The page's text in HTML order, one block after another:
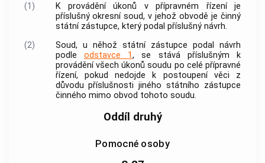
(1)
K provádění úkonů v přípravném řízení je
příslušný okresní soud, v jehož obvodě je činný
státní zástupce, který podal příslušný návrh.
(2)
Soud, u něhož státní zástupce podal návrh
podle odstavce 1, se stává příslušným k
provádění všech úkonů soudu po celé přípravné
řízení, pokud nedojde k postoupení věci z
důvodu příslušnosti jiného státního zástupce
činného mimo obvod tohoto soudu.
Oddíl druhý
Pomocné osoby